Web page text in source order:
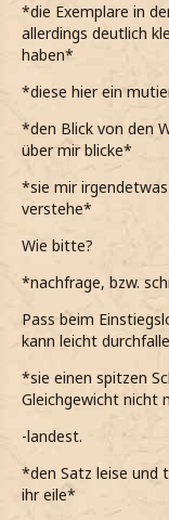
*die Exemplare in
allerdings deutlich
haben*
*diese hier ein
*den Blick von den
über mir blicke*
*sie mir
verstehe*
Wie bitte?
*nachfrage, bzw.
Pass beim
kann leicht
*sie einen spitzen
Gleichgewicht nicht
-landest.
*den Satz leise und
ihr eile*